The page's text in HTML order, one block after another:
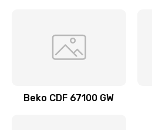
Beko CDF 67100 GW